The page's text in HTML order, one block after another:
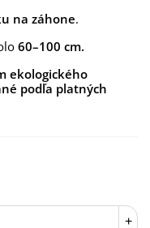
na záhone.
60–100 cm.
ekologického
podľa platných
+